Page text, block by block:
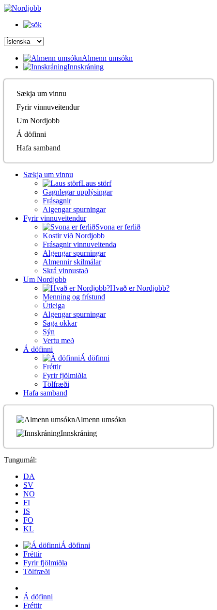
Almenn umsókn
Innskráning
Sækja um vinnu
Fyrir vinnuveitendur
Um Nordjobb
Á döfinni
Hafa samband
Sækja um vinnu
Laus störf
Gagnlegar upplýsingar
Frásagnir
Algengar spurningar
Fyrir vinnuveitendur
Svona er ferlið
Kostir við Nordjobb
Frásagnir vinnuveitenda
Algengar spurningar
Almennir skilmálar
Skrá vinnustað
Um Nordjobb
Hvað er Nordjobb?
Menning og frístund
Útleiga
Algengar spurningar
Saga okkar
Sýn
Vertu með
Á döfinni
Á döfinni
Fréttir
Fyrir fjölmiðla
Tölfræði
Hafa samband
Almenn umsókn
Innskráning
Tungumál:
DA
SV
NO
FI
IS
FO
KL
Á döfinni
Fréttir
Fyrir fjölmiðla
Tölfræði
Á döfinni
Fréttir